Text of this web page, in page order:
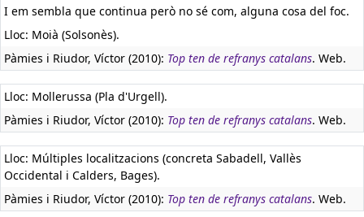
I em sembla que continua però no sé com, alguna cosa del foc.
Lloc: Moià (Solsonès).
Pàmies i Riudor, Víctor (2010): Top ten de refranys catalans. Web.
Lloc: Mollerussa (Pla d'Urgell).
Pàmies i Riudor, Víctor (2010): Top ten de refranys catalans. Web.
Lloc: Múltiples localitzacions (concreta Sabadell, Vallès
Occidental i Calders, Bages).
Pàmies i Riudor, Víctor (2010): Top ten de refranys catalans. Web.